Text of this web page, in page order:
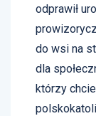
odprawił
do wsi na
dla
którzy